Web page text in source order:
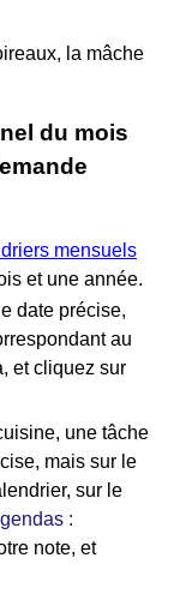
la mâche
du mois
mensuels
et une année.
date précise,
au
et cliquez sur
une tâche
mais sur le
sur le
:
note, et